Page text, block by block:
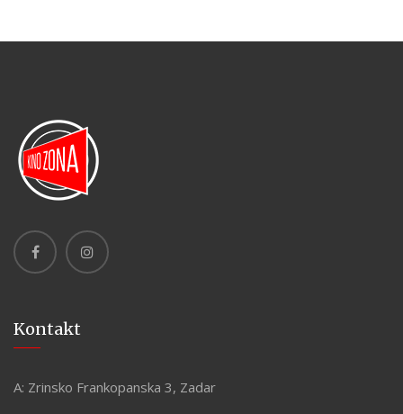
Kontakt
A: Zrinsko Frankopanska 3, Zadar